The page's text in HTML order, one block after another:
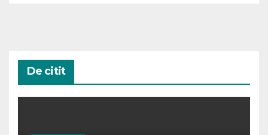
combustibil şi pentru
modificarea altor acte
De citit